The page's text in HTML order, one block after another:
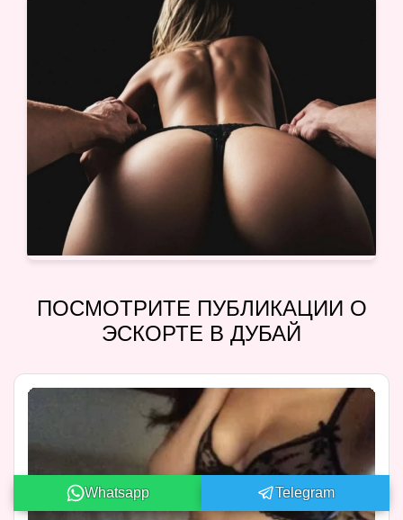
ПОСМОТРИТЕ ПУБЛИКАЦИИ О
ЭСКОРТЕ В ДУБАЙ
Whatsapp Telegram